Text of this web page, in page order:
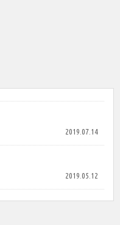
2019.07.14
2019.05.12